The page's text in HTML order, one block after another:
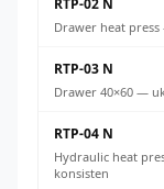
RTP-02 N
Drawer heat
RTP-03 N
Drawer 40×60 —
RTP-04 N
Hydraulic heat
konsisten